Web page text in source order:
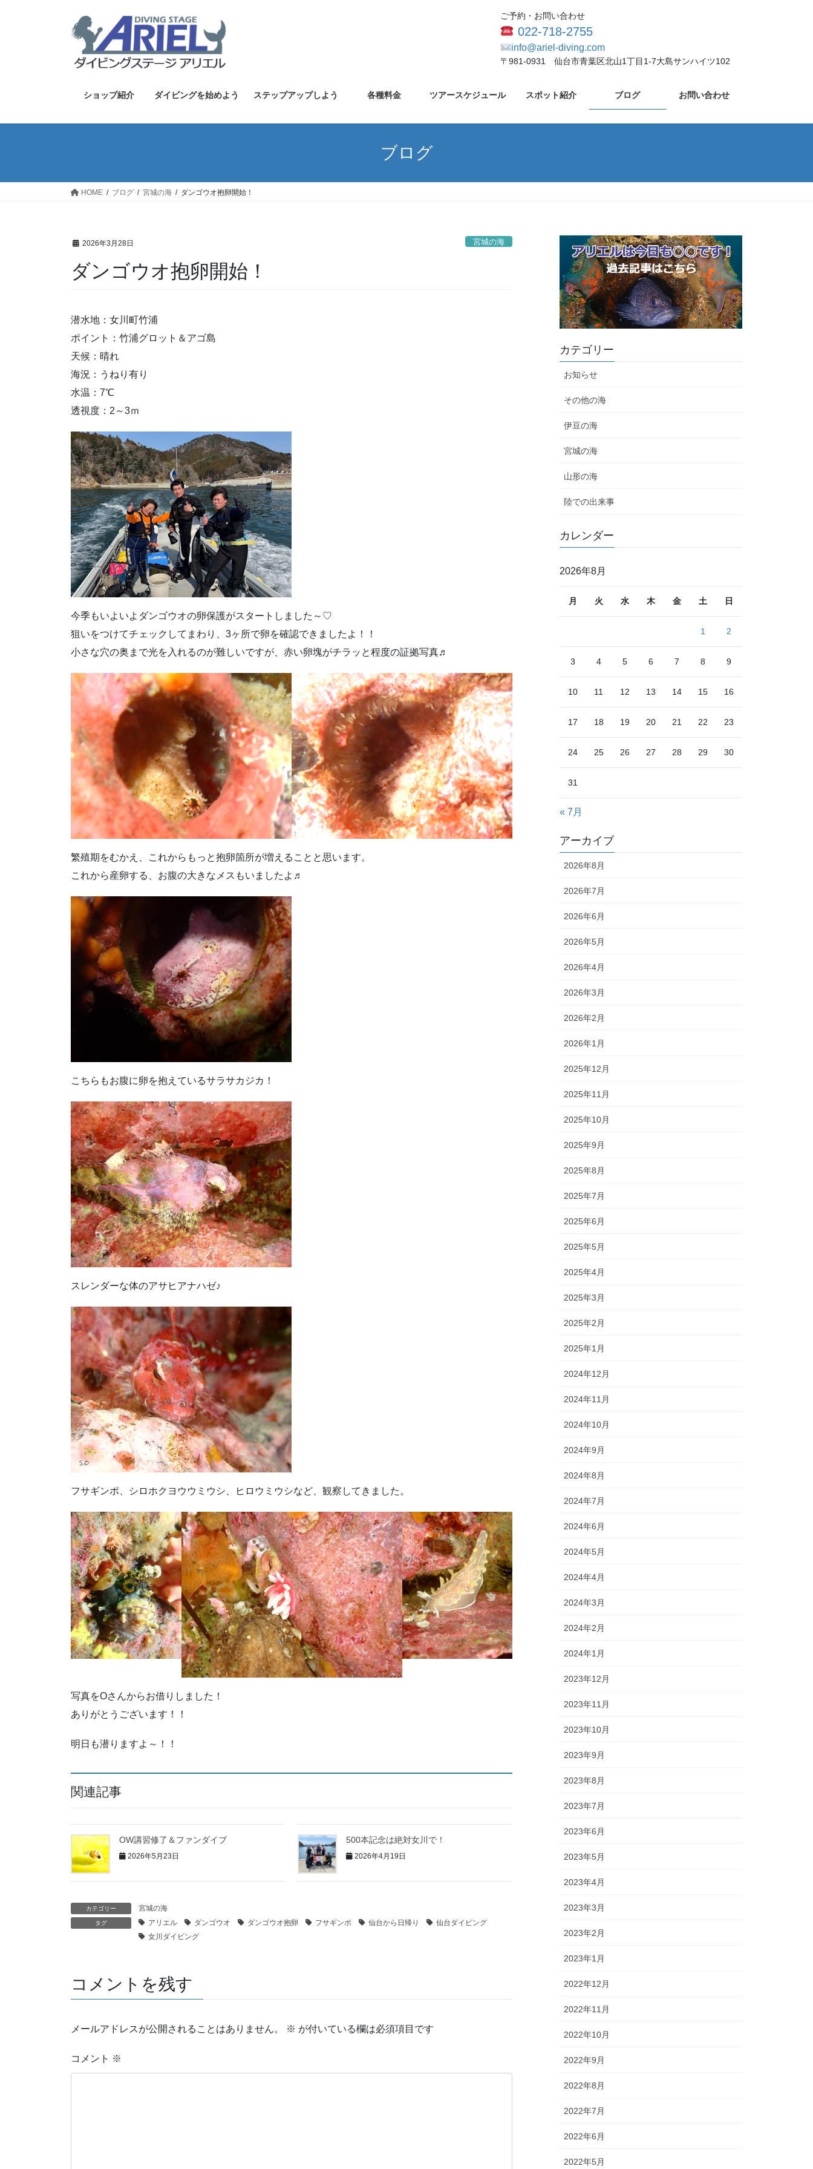
ッ
移
ご予約・お問い合わせ
022-718-2755
info@ariel-diving.com
〒981-0931 仙台市青葉区北山1丁目1-7大島サンハイツ102
ショップ紹介 ダイビングを始めよう ステップアップしよう 各種料金 ツアースケジュール スポット紹介 ブログ お問い合わせ
ブログ
HOME ブログ 宮城の海 ダンゴウオ抱卵開始！
2026年3月28日 宮城の海
ダンゴウオ抱卵開始！
潜水地：女川町竹浦
ポイント：竹浦グロット＆アゴ島
天候：晴れ
海況：うねり有り
水温：7℃
透視度：2～3ｍ
今季もいよいよダンゴウオの卵保護がスタートしました～♡
狙いをつけてチェックしてまわり、3ヶ所で卵を確認できましたよ！！
小さな穴の奥まで光を入れるのが難しいですが、赤い卵塊がチラッと程度の証拠写真♬
繁殖期をむかえ、これからもっと抱卵箇所が増えることと思います。
これから産卵する、お腹の大きなメスもいましたよ♬
こちらもお腹に卵を抱えているサラサカジカ！
スレンダーな体のアサヒアナハゼ♪
フサギンポ、シロホクヨウウミウシ、ヒロウミウシなど、観察してきました。
写真をOさんからお借りしました！
ありがとうございます！！
明日も潜りますよ～！！
関連記事
OW講習修了＆ファンダイブ
2026年5月23日
500本記念は絶対女川で！
2026年4月19日
カテゴリー 宮城の海
タグ アリエル ダンゴウオ ダンゴウオ抱卵 フサギンポ 仙台から日帰り
仙台ダイビング
女川ダイビング
コメントを残す
メールアドレスが公開されることはありません。 ※ が付いている欄は必須項目です
コメント ※
カテゴリー
お知らせ
その他の海
伊豆の海
宮城の海
山形の海
陸での出来事
カレンダー
2026年8月
月 火 水 木 金 土 日
1 2
3 4 5 6 7 8 9
10 11 12 13 14 15 16
17 18 19 20 21 22 23
24 25 26 27 28 29 30
31
« 7月
アーカイブ
2026年8月
2026年7月
2026年6月
2026年5月
2026年4月
2026年3月
2026年2月
2026年1月
2025年12月
2025年11月
2025年10月
2025年9月
2025年8月
2025年7月
2025年6月
2025年5月
2025年4月
2025年3月
2025年2月
2025年1月
2024年12月
2024年11月
2024年10月
2024年9月
2024年8月
2024年7月
2024年6月
2024年5月
2024年4月
2024年3月
2024年2月
2024年1月
2023年12月
2023年11月
2023年10月
2023年9月
2023年8月
2023年7月
2023年6月
2023年5月
2023年4月
2023年3月
2023年2月
2023年1月
2022年12月
2022年11月
2022年10月
2022年9月
2022年8月
2022年7月
2022年6月
2022年5月